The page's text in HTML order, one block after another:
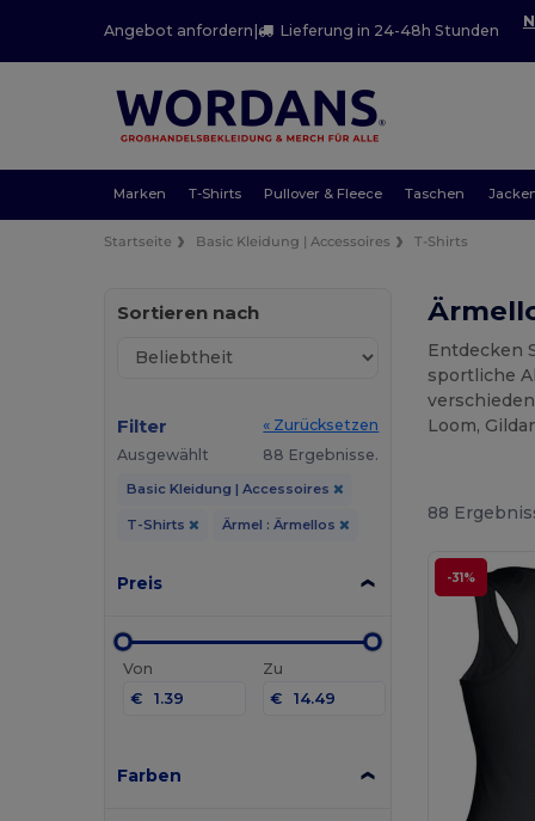
Angebot anfordern | Lieferung in 24-48h Stunden
Marken T-Shirts Pullover & Fleece Taschen
Startseite Basic Kleidung | Accessoires T-Shirts
Sortieren nach
Filter
« Zurücksetzen
Ausgewählt
88 Ergebnisse.
Basic Kleidung | Accessoires
T-Shirts Ärmel : Ärmellos
Preis
Von
€
Zu
€
Farben
Entdecken
sportliche
Loom,
88
-31%